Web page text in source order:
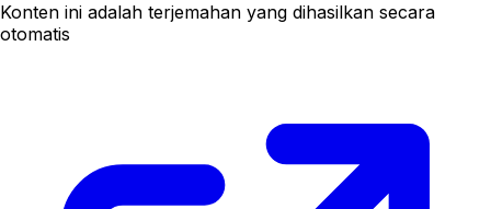
Konten ini adalah terjemahan yang dihasilkan secara
otomatis